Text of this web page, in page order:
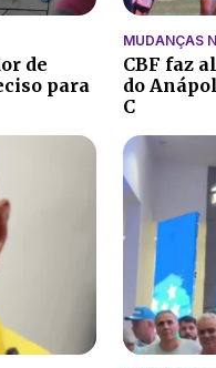
de
para
MUDANÇAS
CBF faz
do
C